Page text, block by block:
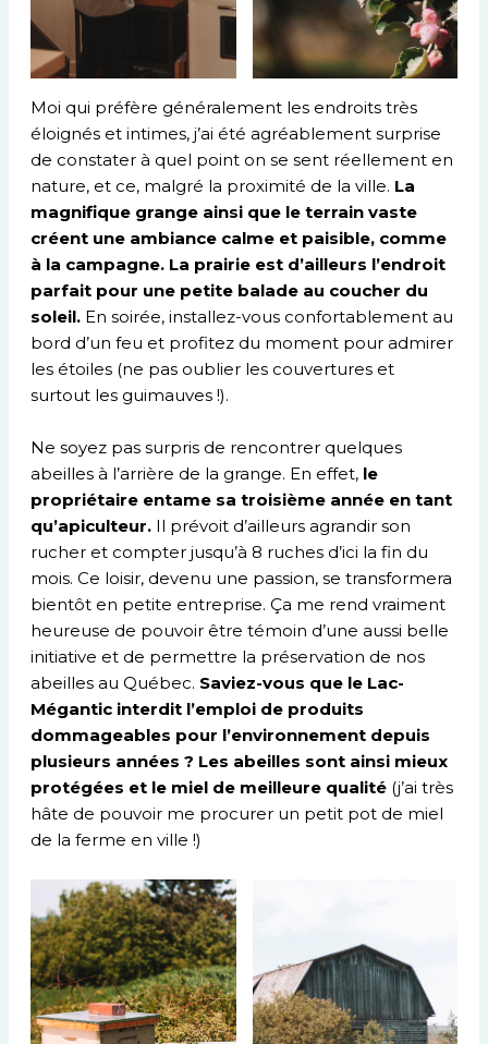
Moi qui préfère généralement les endroits très
éloignés et intimes, j’ai été agréablement surprise
de constater à quel point on se sent réellement en
nature, et ce, malgré la proximité de la ville. La
magnifique grange ainsi que le terrain vaste
créent une ambiance calme et paisible, comme
à la campagne. La prairie est d’ailleurs l’endroit
parfait pour une petite balade au coucher du
soleil. En soirée, installez-vous confortablement au
bord d’un feu et profitez du moment pour admirer
les étoiles (ne pas oublier les couvertures et
surtout les guimauves !).
Ne soyez pas surpris de rencontrer quelques
abeilles à l’arrière de la grange. En effet, le
propriétaire entame sa troisième année en tant
qu’apiculteur. Il prévoit d’ailleurs agrandir son
rucher et compter jusqu’à 8 ruches d’ici la fin du
mois. Ce loisir, devenu une passion, se transformera
bientôt en petite entreprise. Ça me rend vraiment
heureuse de pouvoir être témoin d’une aussi belle
initiative et de permettre la préservation de nos
abeilles au Québec. Saviez-vous que le Lac-
Mégantic interdit l’emploi de produits
dommageables pour l’environnement depuis
plusieurs années ? Les abeilles sont ainsi mieux
protégées et le miel de meilleure qualité (j’ai très
hâte de pouvoir me procurer un petit pot de miel
de la ferme en ville !)